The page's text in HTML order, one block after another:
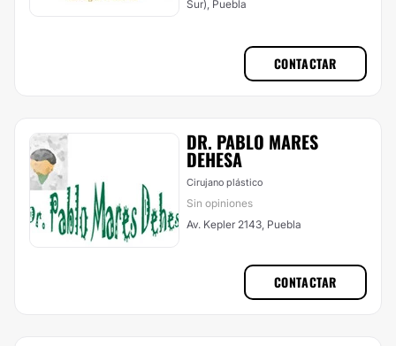
Sur), Puebla
CONTACTAR
DR. PABLO MARES
DEHESA
Cirujano plástico
Sin opiniones
Av. Kepler 2143, Puebla
CONTACTAR